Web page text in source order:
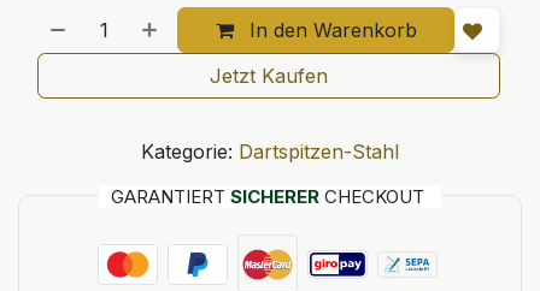
In den Warenkorb
Jetzt Kaufen
Kategorie: Dartspitzen-Stahl
GARANTIERT SICHERER CHECKOUT